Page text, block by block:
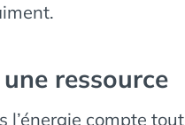
ressource
l’énergie compte